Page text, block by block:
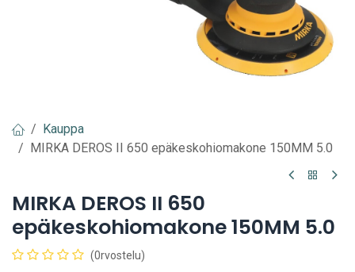
Kauppa
MIRKA DEROS II 650 epäkeskohiomakone 150MM 5.0
MIRKA DEROS II 650
epäkeskohiomakone 150MM 5.0
(0rvostelu)